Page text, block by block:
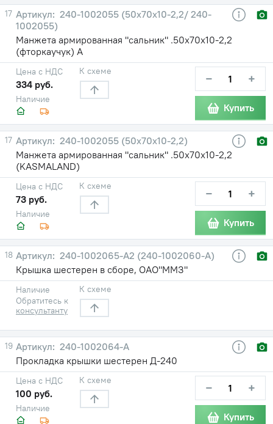
17
240-1002055 (50х70х10-2,2/ 240-
1002055)
Манжета армированная "сальник" .50х70х10-2,2
(фторкаучук) А
Наличие
Цена с НДС
334 руб.
К схеме − +
Купить
17
240-1002055 (50х70х10-2,2)
Манжета армированная "сальник" .50х70х10-2,2
(KASMALAND)
Наличие
Цена с НДС
73 руб.
К схеме − +
Купить
18
240-1002065-А2 (240-1002060-А)
Крышка шестерен в сборе, ОАО"ММЗ"
Наличие
Обратитесь к
консультанту
К схеме
19
240-1002064-А
Прокладка крышки шестерен Д-240
Наличие
Цена с НДС
100 руб.
К схеме − +
Купить